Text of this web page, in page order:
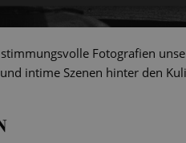
Fotografien
intime Szenen hinter den